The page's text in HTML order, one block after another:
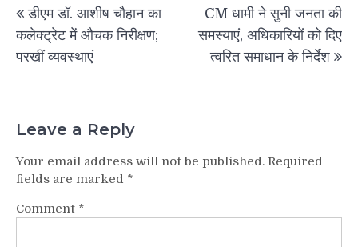
navigation
डीएम डॉ. आशीष चौहान का
कलेक्ट्रेट में औचक निरीक्षण;
परखीं व्यवस्थाएं
CM धामी ने सुनी जनता की
समस्याएं, अधिकारियों को दिए
त्वरित समाधान के निर्देश
Leave a Reply
Your email address will not be published. Required
fields are marked *
Comment *